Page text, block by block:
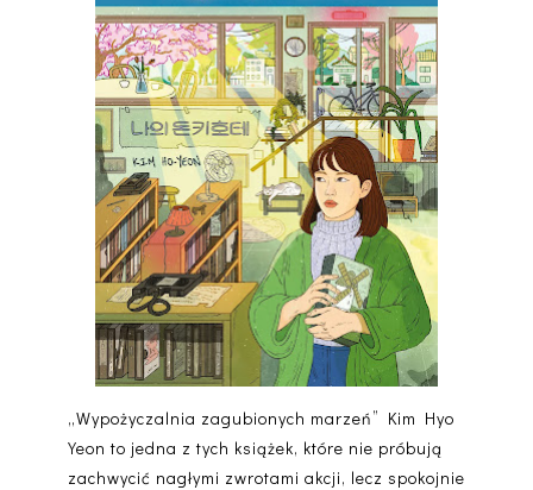
„Wypożyczalnia zagubionych marzeń” Kim Hyo
Yeon to jedna z tych książek, które nie próbują
zachwycić nagłymi zwrotami akcji, lecz spokojnie